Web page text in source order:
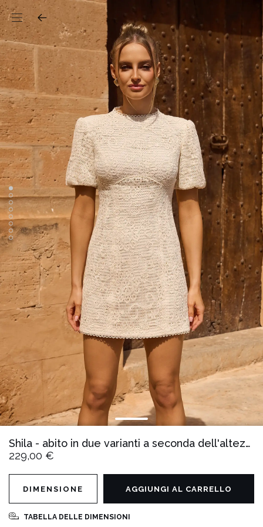
Shila - abito in due varianti a seconda dell'altezza
229,00 €
TABELLA DELLE DIMENSIONI
DIMENSIONE AGGIUNGI AL CARRELLO